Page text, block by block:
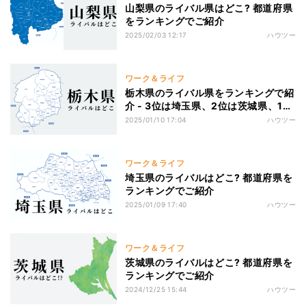
山梨県のライバル県はどこ? 都道府県
をランキングでご紹介
2025/02/03 12:17 ハウツー
ワーク＆ライフ
栃木県のライバル県をランキングで紹
介 - 3位は埼玉県、2位は茨城県、1位
は!?
2025/01/10 17:04 ハウツー
ワーク＆ライフ
埼玉県のライバルはどこ? 都道府県を
ランキングでご紹介
2025/01/09 17:40 ハウツー
ワーク＆ライフ
茨城県のライバルはどこ? 都道府県を
ランキングでご紹介
2024/12/25 15:44 ハウツー